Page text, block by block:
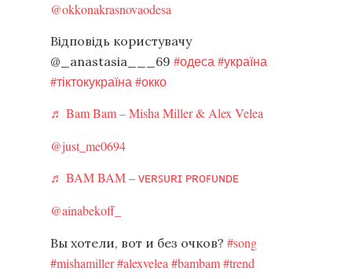
@okkonakrasnovaodesa
Відповідь користувачу
@_anastasia___69 #одеса #україна
#тіктокукраїна #окко
♬ Bam Bam – Misha Miller & Alex Velea
@just_me0694
♬ BAM BAM – ᴠᴇʀꜱᴜʀɪ ᴘʀᴏꜰᴜɴᴅᴇ
@ainabekoff_
Вы хотели, вот и без очков? #song
#mishamiller#alexvelea #bambam#trend